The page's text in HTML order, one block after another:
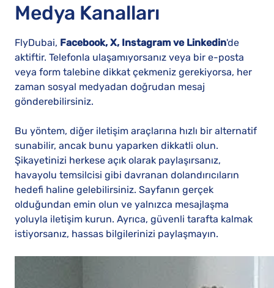
Medya Kanalları
FlyDubai, Facebook, X, Instagram ve Linkedin'de
aktiftir. Telefonla ulaşamıyorsanız veya bir e-posta
veya form talebine dikkat çekmeniz gerekiyorsa, her
zaman sosyal medyadan doğrudan mesaj
gönderebilirsiniz.
Bu yöntem, diğer iletişim araçlarına hızlı bir alternatif
sunabilir, ancak bunu yaparken dikkatli olun.
Şikayetinizi herkese açık olarak paylaşırsanız,
havayolu temsilcisi gibi davranan dolandırıcıların
hedefi haline gelebilirsiniz. Sayfanın gerçek
olduğundan emin olun ve yalnızca mesajlaşma
yoluyla iletişim kurun. Ayrıca, güvenli tarafta kalmak
istiyorsanız, hassas bilgilerinizi paylaşmayın.